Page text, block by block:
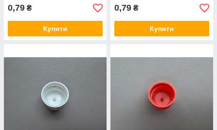
0,79 ₴
Купити
0,79 ₴
Купити